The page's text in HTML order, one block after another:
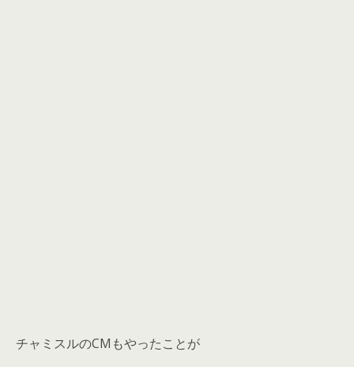
チャミスルのCMもやったことが